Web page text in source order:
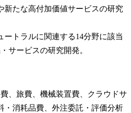
新たな高付加価値サービスの研究
ートラルに関連する14分野に該当
サービスの研究開発。
、旅費、機械装置費、クラウドサ
・消耗品費、外注委託・評価分析